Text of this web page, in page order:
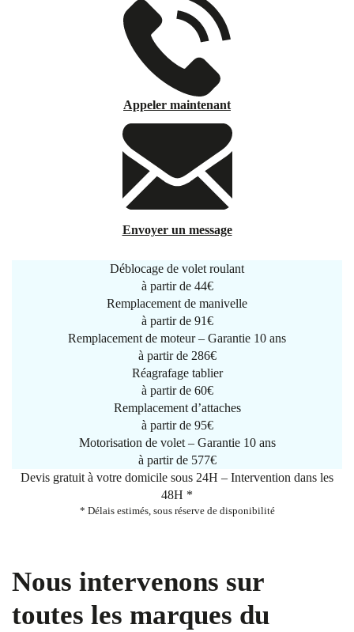
Appeler maintenant
Envoyer un message
Déblocage de volet roulant
à partir de 44€
Remplacement de manivelle
à partir de 91€
Remplacement de moteur – Garantie 10 ans
à partir de 286€
Réagrafage tablier
à partir de 60€
Remplacement d’attaches
à partir de 95€
Motorisation de volet – Garantie 10 ans
à partir de 577€
Devis gratuit à votre domicile sous 24H – Intervention dans les
48H *
* Délais estimés, sous réserve de disponibilité
Nous intervenons sur
toutes les marques du